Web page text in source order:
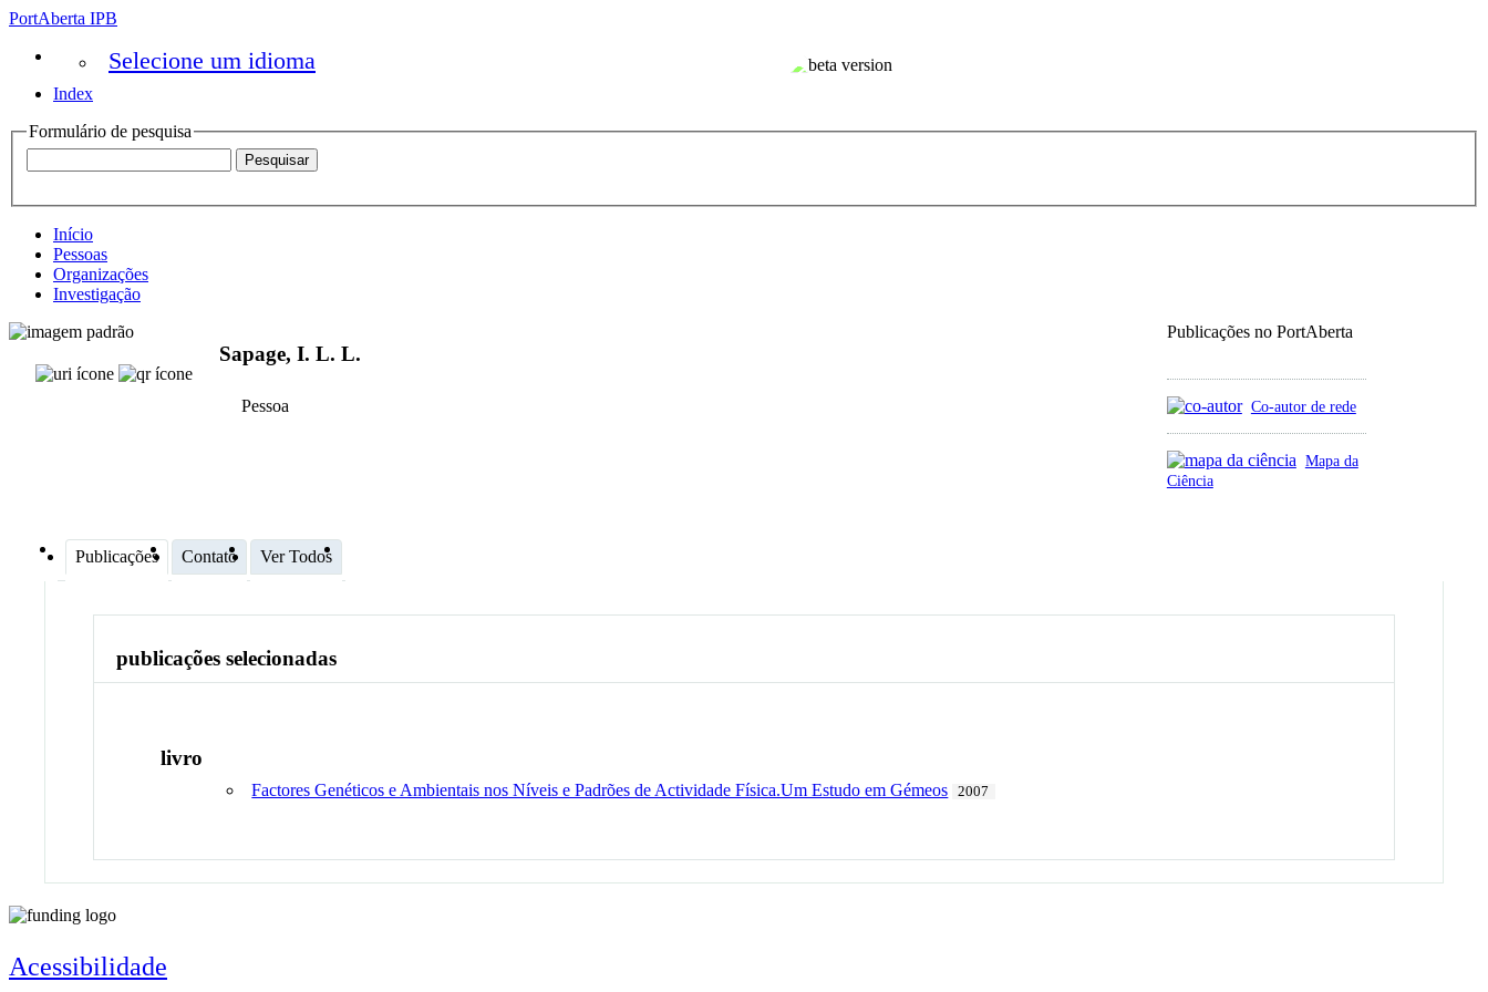
PortAberta IPB
Selecione um idioma
Index
Formulário de pesquisa
Início
Pessoas
Organizações
Investigação
Publicações no PortAberta
Co-autor de rede
Mapa da
Ciência
Sapage, I. L. L.
Pessoa
Publicações Contato Ver Todos
publicações selecionadas
livro
Factores Genéticos e Ambientais nos Níveis e Padrões de Actividade Física.Um Estudo em Gémeos 2007
Acessibilidade